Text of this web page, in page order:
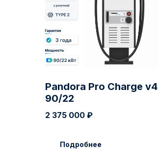
Pandora Pro Charge v4
90/22
2 375 000 ₽
Подробнее